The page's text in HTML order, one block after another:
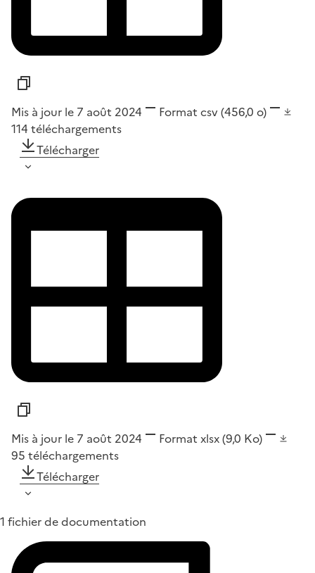
Mis à jour le 7 août 2024 Format csv(456,0 o)
114 téléchargements
Télécharger
Mis à jour le 7 août 2024 Format xlsx(9,0 Ko)
95 téléchargements
Télécharger
1 fichier de documentation